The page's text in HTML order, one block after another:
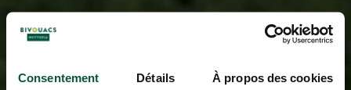
Consentement Détails À propos des cookies